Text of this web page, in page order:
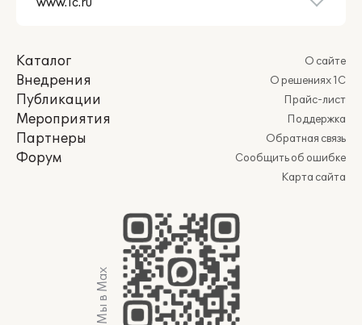
Каталог
Внедрения
Публикации
Мероприятия
Партнеры
Форум
О сайте
О решениях 1С
Прайс-лист
Поддержка
Обратная связь
Сообщить об ошибке
Карта сайта
Мы в Max